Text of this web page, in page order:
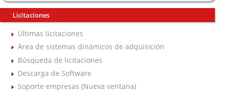
Licitaciones
Últimas licitaciones
Área de sistemas dinámicos de adquisición
Búsqueda de licitaciones
Descarga de Software
Soporte empresas (Nueva ventana)